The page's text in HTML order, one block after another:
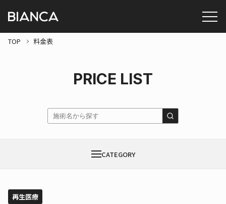
TOP 料金表
PRICE LIST
CATEGORY
再生医療